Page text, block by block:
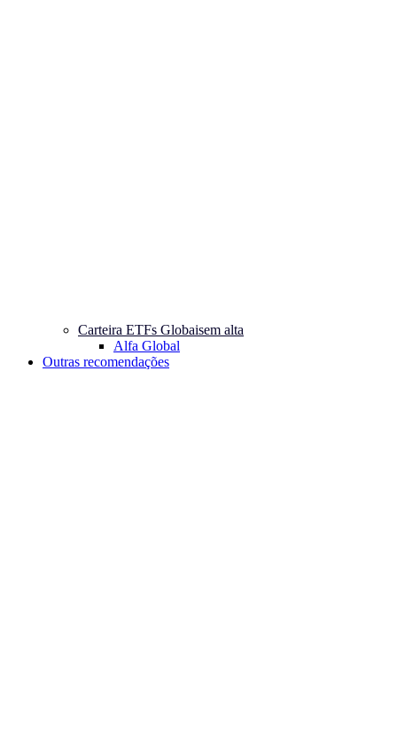
Carteira ETFs Globaisem alta
Alfa Global
Outras recomendações